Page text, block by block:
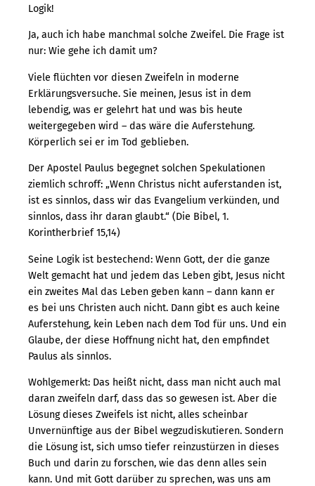
Logik!
Ja, auch ich habe manchmal solche Zweifel. Die Frage ist
nur: Wie gehe ich damit um?
Viele flüchten vor diesen Zweifeln in moderne
Erklärungsversuche. Sie meinen, Jesus ist in dem
lebendig, was er gelehrt hat und was bis heute
weitergegeben wird – das wäre die Auferstehung.
Körperlich sei er im Tod geblieben.
Der Apostel Paulus begegnet solchen Spekulationen
ziemlich schroff: „Wenn Christus nicht auferstanden ist,
ist es sinnlos, dass wir das Evangelium verkünden, und
sinnlos, dass ihr daran glaubt.“ (Die Bibel, 1.
Korintherbrief 15,14)
Seine Logik ist bestechend: Wenn Gott, der die ganze
Welt gemacht hat und jedem das Leben gibt, Jesus nicht
ein zweites Mal das Leben geben kann – dann kann er
es bei uns Christen auch nicht. Dann gibt es auch keine
Auferstehung, kein Leben nach dem Tod für uns. Und ein
Glaube, der diese Hoffnung nicht hat, den empfindet
Paulus als sinnlos.
Wohlgemerkt: Das heißt nicht, dass man nicht auch mal
daran zweifeln darf, dass das so gewesen ist. Aber die
Lösung dieses Zweifels ist nicht, alles scheinbar
Unvernünftige aus der Bibel wegzudiskutieren. Sondern
die Lösung ist, sich umso tiefer reinzustürzen in dieses
Buch und darin zu forschen, wie das denn alles sein
kann. Und mit Gott darüber zu sprechen, was uns am